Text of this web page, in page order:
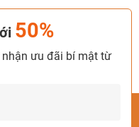
50%
ưu đãi bí mật từ